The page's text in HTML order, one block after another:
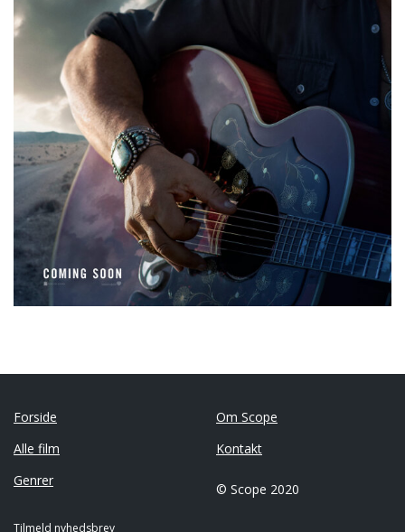
Forside
Alle film
Genrer
Om Scope
Kontakt
© Scope 2020
Tilmeld nyhedsbrev